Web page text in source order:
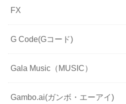
FX
G Code(Gコード)
Gala Music（MUSIC）
Gambo.ai(ガンボ・エーアイ)